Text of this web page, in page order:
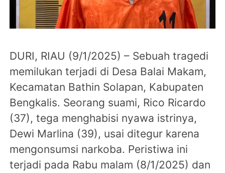
DURI, RIAU (9/1/2025) – Sebuah tragedi
memilukan terjadi di Desa Balai Makam,
Kecamatan Bathin Solapan, Kabupaten
Bengkalis. Seorang suami, Rico Ricardo
(37), tega menghabisi nyawa istrinya,
Dewi Marlina (39), usai ditegur karena
mengonsumsi narkoba. Peristiwa ini
terjadi pada Rabu malam (8/1/2025) dan